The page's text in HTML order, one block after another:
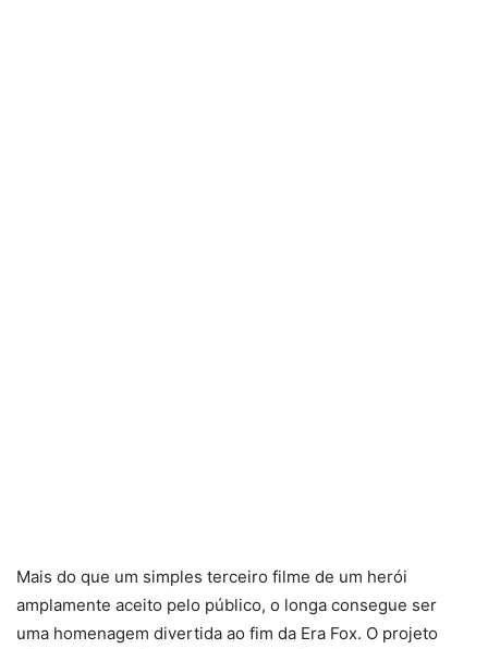
Mais do que um simples terceiro filme de um herói
amplamente aceito pelo público, o longa consegue ser
uma homenagem divertida ao fim da Era Fox. O projeto